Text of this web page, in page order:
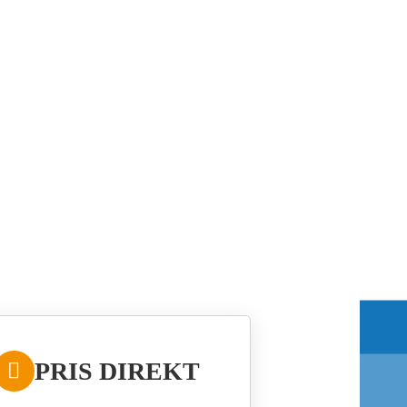
PRIS DIREKT